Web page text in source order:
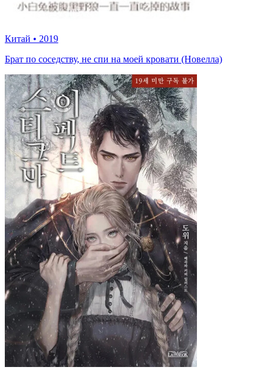
Китай • 2019
Брат по соседству, не спи на моей кровати (Новелла)